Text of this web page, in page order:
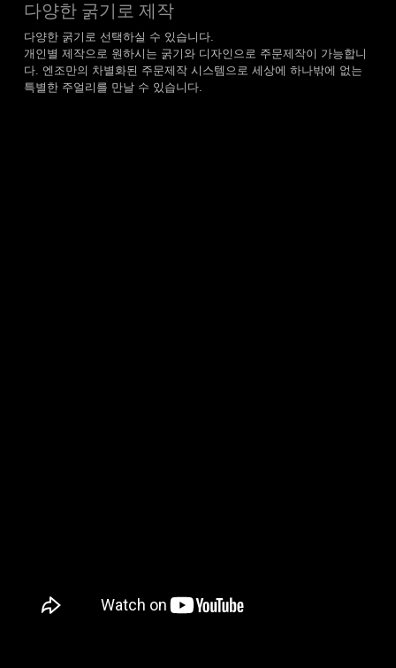
다양한 굵기로 제작
다양한 굵기로 선택하실 수 있습니다.
개인별 제작으로 원하시는 굵기와 디자인으로 주문제작이 가능합니
다. 엔조만의 차별화된 주문제작 시스템으로 세상에 하나밖에 없는
특별한 주얼리를 만날 수 있습니다.